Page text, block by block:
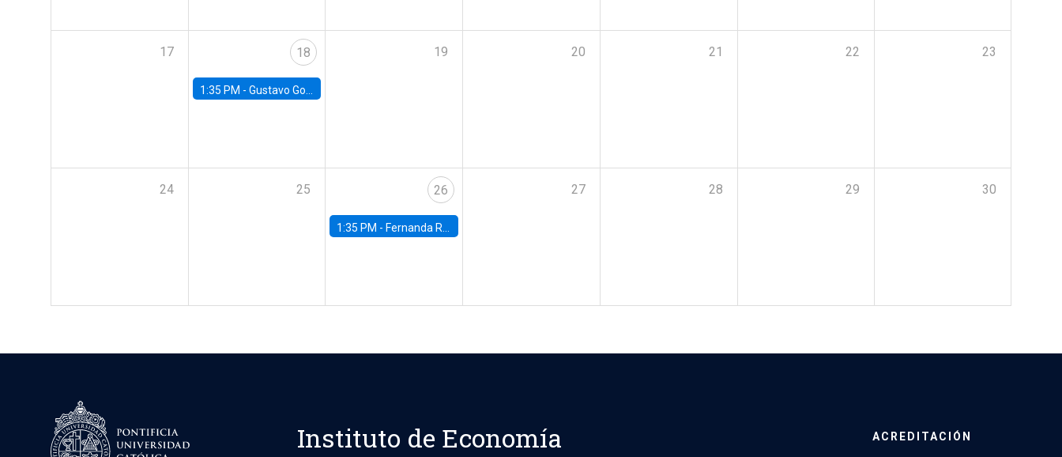
17 18
1:35 PM - Gustavo González, Banco Central de Chile
19 20 21 22 23
24 25 26
1:35 PM - Fernanda Rojas Ampuero, University of Wisconsin-Madison
27 28 29 30
Instituto de Economía ACREDITACIÓN